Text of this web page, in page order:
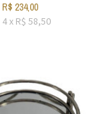
R$ 234,00
4x R$ 58,50